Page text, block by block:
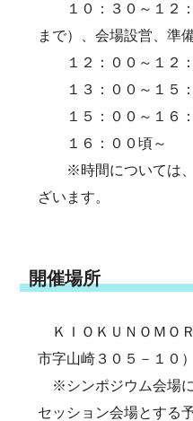
１０：３０～１２：
まで）、会場設営、準
１２：００～１２：
１３：００～１５：
１５：００～１６：
１６：００頃
※時間については、
ざいます。
開催場所
ＫＩＯＫＵＮＯＭＯ
市字山崎３０５－１０）
※シンポジウム会場
セッション会場とする